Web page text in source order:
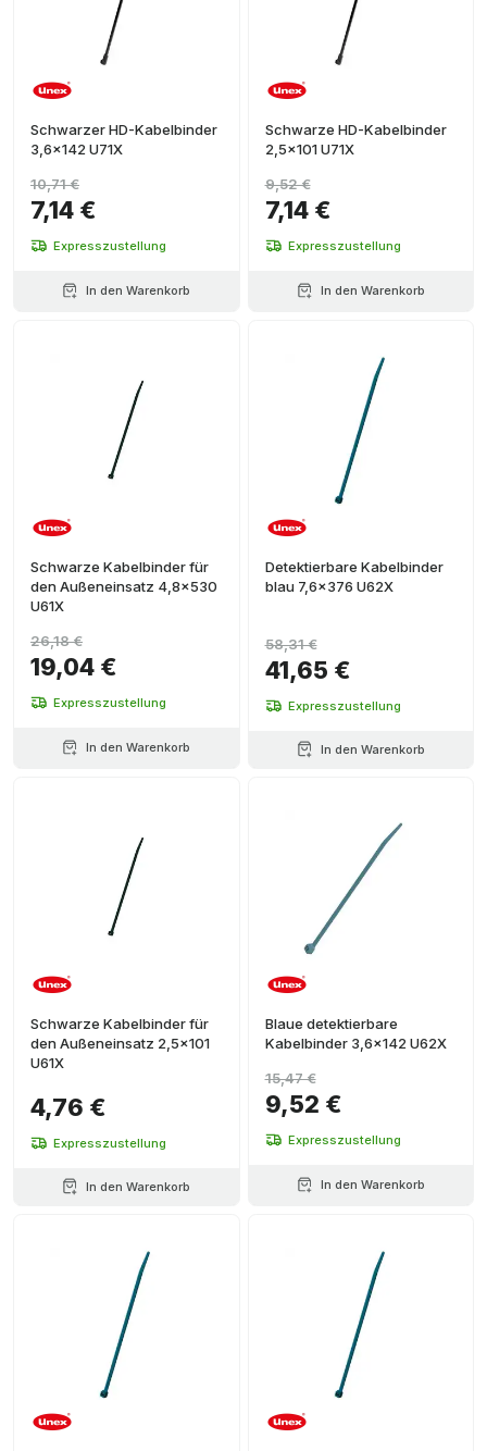
Schwarzer HD-Kabelbinder
3,6x142 U71X
7,14 €
10,71 €
Expresszustellung
In den Warenkorb
Schwarze HD-Kabelbinder
2,5x101 U71X
7,14 €
9,52 €
Expresszustellung
In den Warenkorb
Schwarze Kabelbinder für
den Außeneinsatz 4,8x530
U61X
19,04 €
26,18 €
Expresszustellung
In den Warenkorb
Detektierbare Kabelbinder
blau 7,6x376 U62X
41,65 €
58,31 €
Expresszustellung
In den Warenkorb
Schwarze Kabelbinder für
den Außeneinsatz 2,5x101
U61X
4,76 €
Expresszustellung
In den Warenkorb
Blaue detektierbare
Kabelbinder 3,6x142 U62X
9,52 €
15,47 €
Expresszustellung
In den Warenkorb